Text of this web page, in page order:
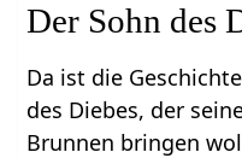
Der Sohn des
Da ist die
des Diebes, der
Brunnen bringen